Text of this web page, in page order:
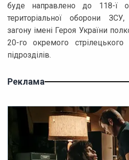
буде направлено до 118-ї
територіальної оборони
загону імені Героя України
20-го окремого
підрозділів.
Реклама